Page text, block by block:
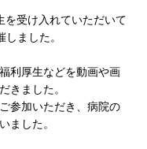
を受け入れていただいて
ました。
利厚生などを動画や画
きました。
参加いただき、病院の
ました。